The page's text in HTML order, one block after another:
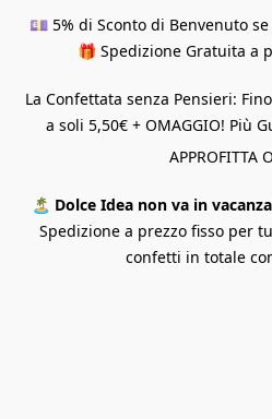
💷 5% di Sconto di Benvenuto
🎁 Spedizione Gratuita a
La Confettata senza Pensieri:
a soli 5,50€ + OMAGGIO! Più
APPROFITTA
🏝️ Dolce Idea non va in
Spedizione a prezzo fisso per
confetti in totale